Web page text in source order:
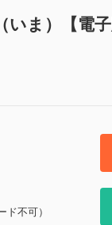
ま）【電子
ド不可）